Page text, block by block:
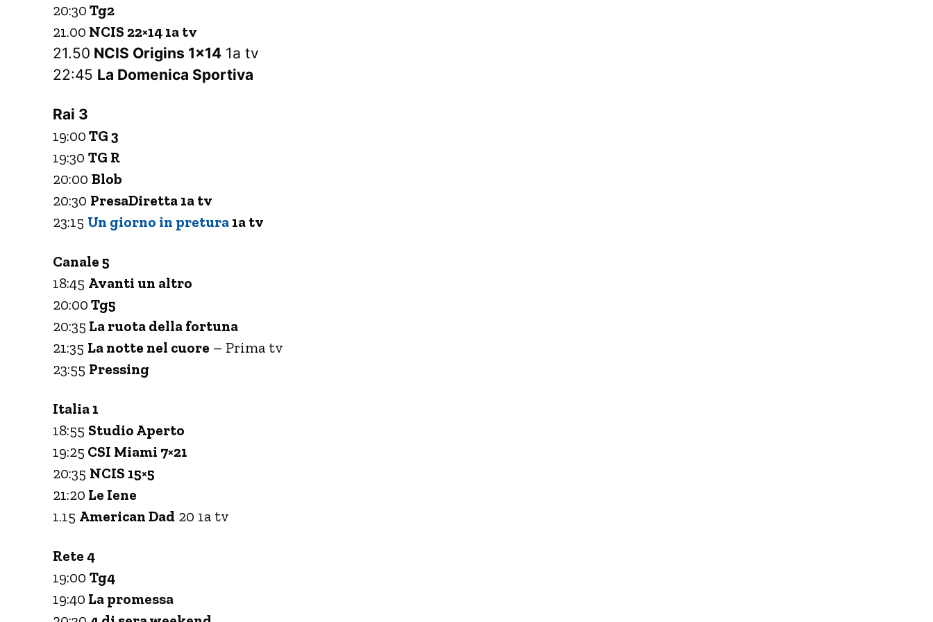
20:30 Tg2
21.00 NCIS 22×14 1a tv
21.50 NCIS Origins 1×14 1a tv
22:45 La Domenica Sportiva
Rai 3
19:00 TG 3
19:30 TG R
20:00 Blob
20:30 PresaDiretta 1a tv
23:15 Un giorno in pretura 1a tv
Canale 5
18:45 Avanti un altro
20:00 Tg5
20:35 La ruota della fortuna
21:35 La notte nel cuore – Prima tv
23:55 Pressing
Italia 1
18:55 Studio Aperto
19:25 CSI Miami 7×21
20:35 NCIS 15×5
21:20 Le Iene
1.15 American Dad 20 1a tv
Rete 4
19:00 Tg4
19:40 La promessa